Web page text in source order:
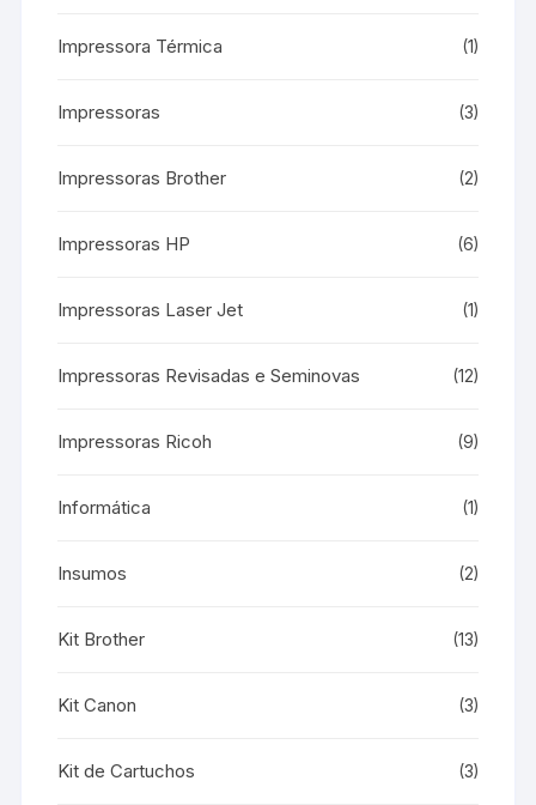
Impressora Térmica (1)
Impressoras (3)
Impressoras Brother (2)
Impressoras HP (6)
Impressoras Laser Jet (1)
Impressoras Revisadas e Seminovas (12)
Impressoras Ricoh (9)
Informática (1)
Insumos (2)
Kit Brother (13)
Kit Canon (3)
Kit de Cartuchos (3)